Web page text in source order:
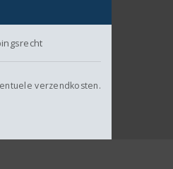
verzendkosten.